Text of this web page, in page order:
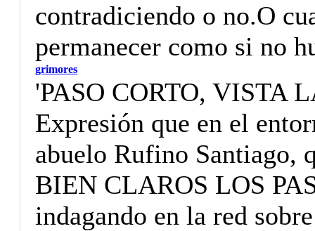
contradiciendo o no.O
permanecer como si no
grimores
'PASO CORTO, VISTA
Expresión que en el
abuelo Rufino Santiago,
BIEN CLAROS LOS
indagando en la red